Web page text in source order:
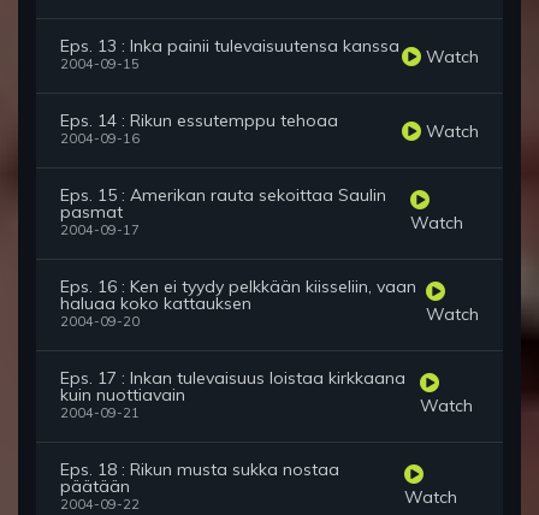
Eps. 13 : Inka painii tulevaisuutensa kanssa
2004-09-15 Watch
Eps. 14 : Rikun essutemppu tehoaa
2004-09-16 Watch
Eps. 15 : Amerikan rauta sekoittaa Saulin
pasmat
2004-09-17 Watch
Eps. 16 : Ken ei tyydy pelkkään kiisseliin, vaan
haluaa koko kattauksen
2004-09-20 Watch
Eps. 17 : Inkan tulevaisuus loistaa kirkkaana
kuin nuottiavain
2004-09-21 Watch
Eps. 18 : Rikun musta sukka nostaa
päätään
2004-09-22 Watch